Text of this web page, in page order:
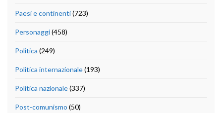
Paesi e continenti(723)
Personaggi(458)
Politica (249)
Politica internazionale(193)
Politica nazionale(337)
Post-comunismo (50)